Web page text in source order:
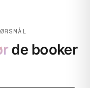
de booker